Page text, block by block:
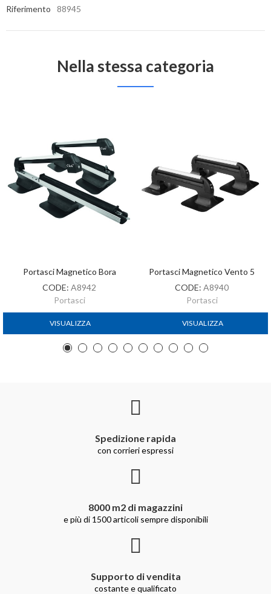
Riferimento 88945
Nella stessa categoria
Portasci Magnetico Bora
CODE: A8942
Portasci
VISUALIZZA
Portasci Magnetico Vento 5
CODE: A8940
Portasci
VISUALIZZA
Spedizione rapida
con corrieri espressi
8000 m2 di magazzini
e più di 1500 articoli sempre disponibili
Supporto di vendita
costante e qualificato